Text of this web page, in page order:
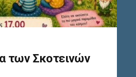
των Σκοτεινών